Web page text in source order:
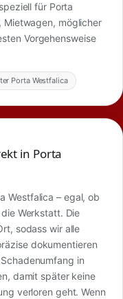
für Porta
Mietwagen, möglicher
Vorgehensweise
Porta Westfalica
in Porta
Westfalica – egal, ob
Werkstatt. Die
sodass wir alle
dokumentieren
in
damit später keine
verloren geht. Wenn